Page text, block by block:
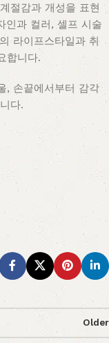
절감과 개성을 표현
인과 컬러, 셀프 시술
라이프스타일과 취
합니다.
, 손끝에서부터 감각
다.
Older